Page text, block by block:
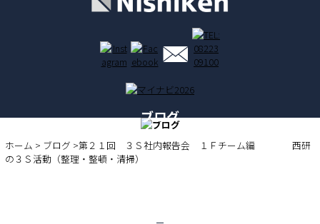
ブログ
ホーム > ブログ >第２１回 ３Ｓ社内報告会 １Ｆチーム編 西研
の３Ｓ活動（整理・整頓・清掃）